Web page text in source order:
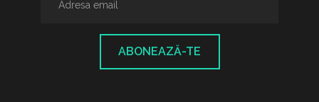
ABONEAZĂ-TE